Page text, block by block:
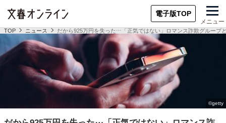
電子版TOP
メニュー
TOP ニュース だから925万円を失った⋯「正気ではない」ロマンス詐欺グループ